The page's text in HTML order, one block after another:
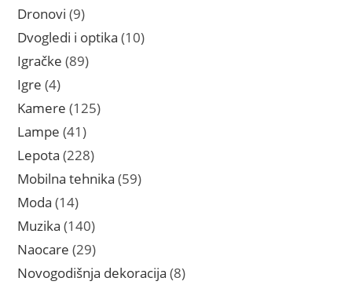
Dronovi 99
proizvoda
Dvogledi i optika 1010
Igračke 8989
Igre 44
proizvoda
Kamere 125125
Lampe 4141
proizvod
Lepota 228228
proizvoda
Mobilna tehnika 5959
Moda 1414
proizvoda
Muzika 140140
proizvoda
Naocare 2929
proizvoda
Novogodišnja dekoracija 88